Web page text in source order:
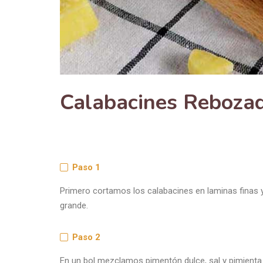
Calabacines
Paso 1
Primero cortamos los calabacines en laminas
grande.
Paso 2
En un bol mezclamos pimentón dulce, sal y